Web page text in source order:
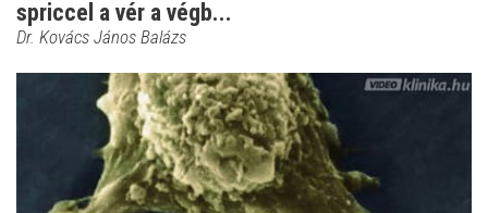
spriccel a vér a végb...
Dr. Kovács János Balázs